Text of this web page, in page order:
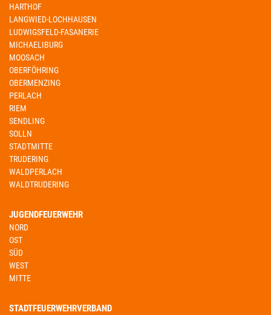
HARTHOF
LANGWIED-LOCHHAUSEN
LUDWIGSFELD-FASANERIE
MICHAELIBURG
MOOSACH
OBERFÖHRING
OBERMENZING
PERLACH
RIEM
SENDLING
SOLLN
STADTMITTE
TRUDERING
WALDPERLACH
WALDTRUDERING
JUGENDFEUERWEHR
NORD
OST
SÜD
WEST
MITTE
STADTFEUERWEHRVERBAND